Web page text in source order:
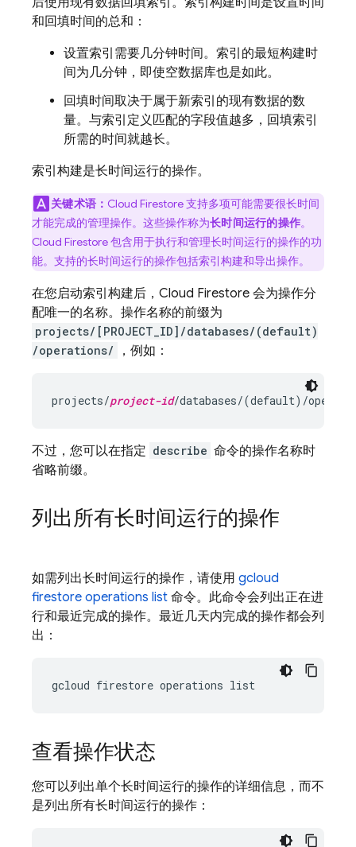
和回填时间的总和：
设置索引需要几分钟时间。索引的最短构建时
间为几分钟，即使空数据库也是如此。
回填时间取决于属于新索引的现有数据的数
量。与索引定义匹配的字段值越多，回填索引
所需的时间就越长。
索引构建是长时间运行的操作。
关键术语： Cloud Firestore支持多项可能需要很长时间
才能完成的管理操作。这些操作称为长时间运行的操作。
Cloud Firestore包含用于执行和管理长时间运行的操作的功
能。支持的长时间运行的操作包括索引构建和导出操作。
在您启动索引构建后， Cloud Firestore 会为操作分
配唯一的名称。操作名称的前缀为
projects/[PROJECT_ID]/databases/(default)
/operations/
，例如：
projects/project-id
不过，您可以在指定 describe 命令的操作名称时
省略前缀。
列出所有长时间运行的操作
如需列出长时间运行的操作，请使用 gcloud
firestore operations list 命令。此命令会列出正在进
行和最近完成的操作。最近几天内完成的操作都会列
出：
查看操作状态
您可以列出单个长时间运行的操作的详细信息，而不
是列出所有长时间运行的操作：